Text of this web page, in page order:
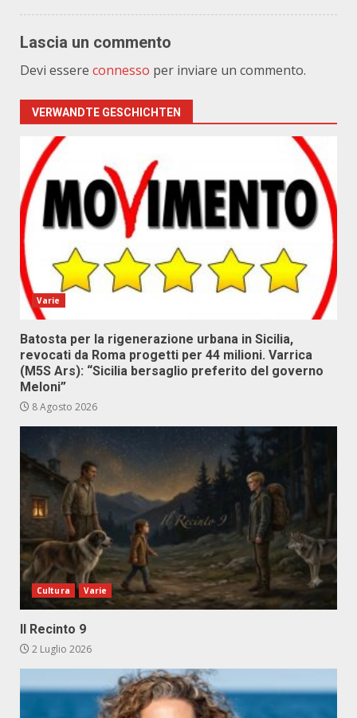
Lascia un commento
Devi essere connesso per inviare un commento.
VERWANDTE GESCHICHTEN
Varie
Batosta per la rigenerazione urbana in Sicilia,
revocati da Roma progetti per 44 milioni. Varrica
(M5S Ars): “Sicilia bersaglio preferito del governo
Meloni”
8 Agosto 2026
Cultura Varie
Il Recinto 9
2 Luglio 2026